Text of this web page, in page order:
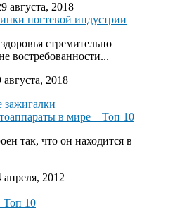
августа, 2018
ногтевой индустрии
стремительно
востребованности...
2018
в мире – Топ 10
так, что он находится в
2012
Топ 10